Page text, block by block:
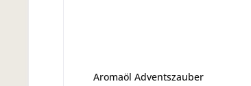
Aromaöl Adventszauber